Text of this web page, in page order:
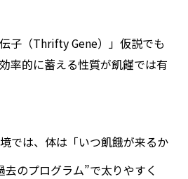
子（Thrifty Gene）」仮説でも
率的に蓄える性質が飢饉では有
では、体は「いつ飢餓が来るか
のプログラム”で太りやすく